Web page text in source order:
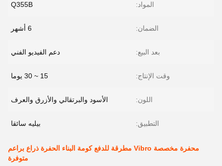
المواد: Q355B
الضمان: 6 أشهر
بعد البيع: دعم الفيديو الفني
وقت الإنتاج: 15 ~ 30 يوما
اللون: الأسود والبرتقالي والأزرق والعرف
التطبيق: بيليه سائقا
محفرة مخصصة Vibro مطرقة للدفع كومة البناء الحفرة ذراع براعم
متوفرة